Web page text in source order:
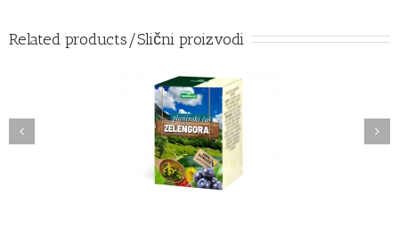
Related products/Slični proizvodi